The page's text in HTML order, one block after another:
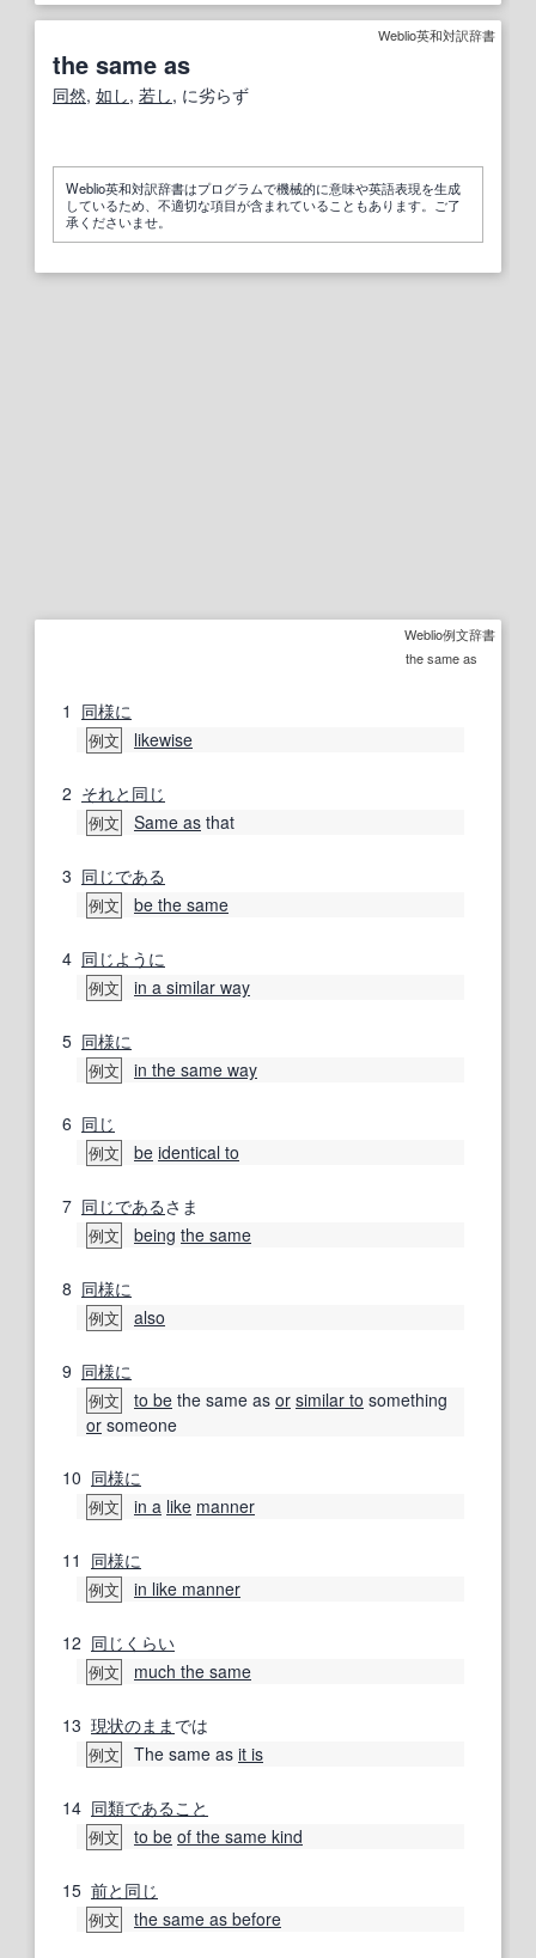
Weblio英和対訳辞書
the same as
同然, 如し, 若し, に劣らず
Weblio英和対訳辞書はプログラムで機械的に意味や英語表現を生成
しているため、不適切な項目が含まれていることもあります。ご了
承くださいませ。
Weblio例文辞書
the same as
1 同様に
例文 likewise
2 それと 同じ
例文 Same as that
3 同じである
例文 be the same
4 同じように
例文 in a similar way
5 同様に
例文 in the same way
6 同じ
例文 be identical to
7 同じであるさま
例文 being the same
8 同様に
例文 also
9 同様に
例文 to be the same as or similar to something
or someone
10 同様に
例文 in a like manner
11 同様に
例文 in like manner
12 同じくらい
例文 much the same
13 現状のまま では
例文 The same as it is
14 同類であること
例文 to be of the same kind
15 前と同じ
例文 the same as before